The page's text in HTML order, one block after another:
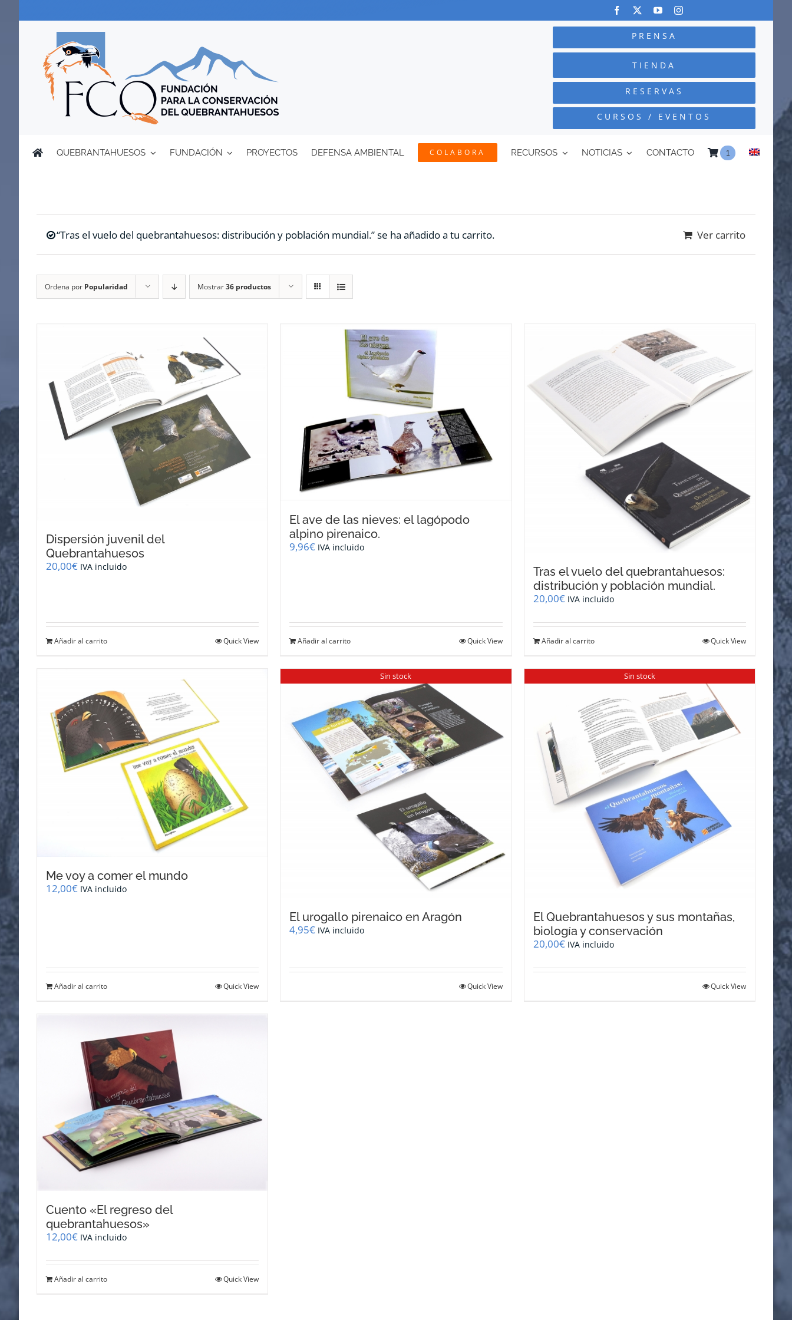
PRENSA
TIENDA
RESERVAS
CURSOS / EVENTOS
QUEBRANTAHUESOS FUNDACIÓN PROYECTOS DEFENSA AMBIENTAL COLABORA RECURSOS NOTICIAS CONTACTO 1
“Tras el vuelo del quebrantahuesos: distribución y población mundial.” se ha añadido a tu carrito. Ver carrito
Ordena por Popularidad Mostrar36 productos
Dispersión juvenil del
Quebrantahuesos
20,00€ IVA incluido
Añadir al carrito Quick View
El ave de las nieves: el lagópodo
alpino pirenaico.
9,96€ IVA incluido
Añadir al carrito Quick View
Tras el vuelo del quebrantahuesos:
distribución y población mundial.
20,00€ IVA incluido
Añadir al carrito Quick View
Me voy a comer el mundo
12,00€ IVA incluido
Añadir al carrito Quick View
Sin stock
El urogallo pirenaico en Aragón
4,95€ IVA incluido
Quick View
Sin stock
El Quebrantahuesos y sus montañas,
biología y conservación
20,00€ IVA incluido
Quick View
Cuento «El regreso del
quebrantahuesos»
12,00€ IVA incluido
Añadir al carrito Quick View